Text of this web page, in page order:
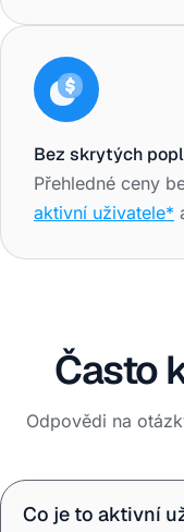
Bez skrytých
Přehledné ceny
aktivní uživatele*
Často
Odpovědi na
Co je to aktivní